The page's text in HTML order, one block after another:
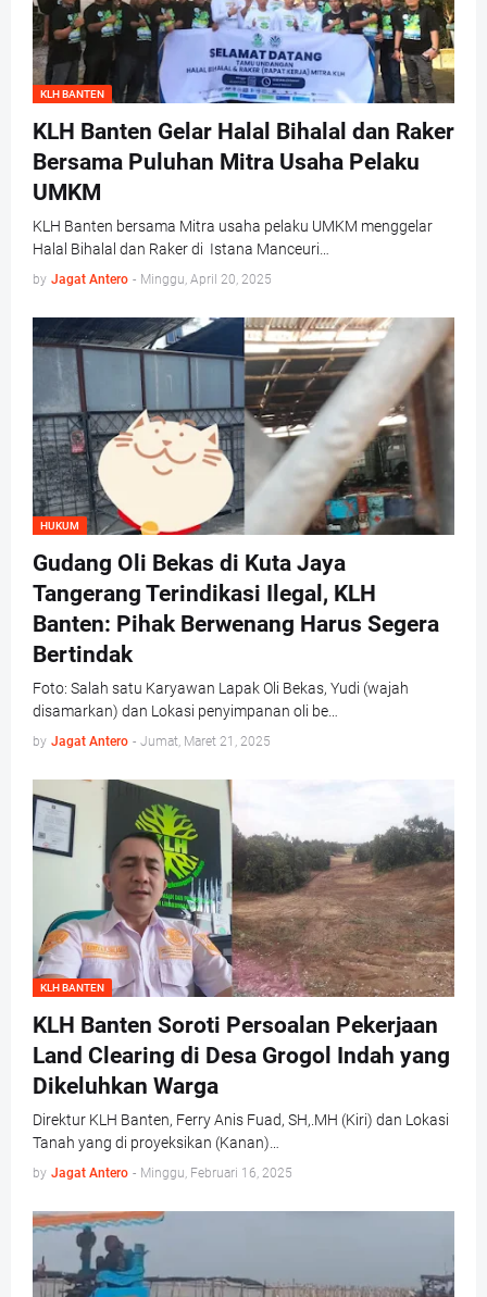
KLH BANTEN
KLH Banten Gelar Halal Bihalal dan Raker
Bersama Puluhan Mitra Usaha Pelaku
UMKM
KLH Banten bersama Mitra usaha pelaku UMKM menggelar
Halal Bihalal dan Raker di Istana Manceuri…
by Jagat Antero - Minggu, April 20, 2025
HUKUM
Gudang Oli Bekas di Kuta Jaya
Tangerang Terindikasi Ilegal, KLH
Banten: Pihak Berwenang Harus Segera
Bertindak
Foto: Salah satu Karyawan Lapak Oli Bekas, Yudi (wajah
disamarkan) dan Lokasi penyimpanan oli be…
by Jagat Antero - Jumat, Maret 21, 2025
KLH BANTEN
KLH Banten Soroti Persoalan Pekerjaan
Land Clearing di Desa Grogol Indah yang
Dikeluhkan Warga
Direktur KLH Banten, Ferry Anis Fuad, SH,.MH (Kiri) dan Lokasi
Tanah yang di proyeksikan (Kanan)…
by Jagat Antero - Minggu, Februari 16, 2025